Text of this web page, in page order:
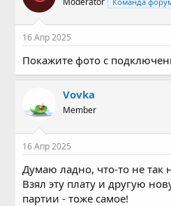
16 Апр 2025
Покажите фото с
Vovka
Member
16 Апр 2025
Думаю ладно, что-то не так
Взял эту плату и другую
партии - тоже самое!